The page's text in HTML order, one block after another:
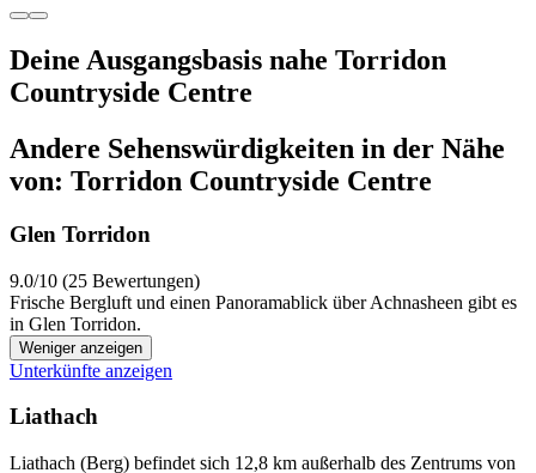
Deine Ausgangsbasis nahe Torridon
Countryside Centre
Andere Sehenswürdigkeiten in der Nähe
von: Torridon Countryside Centre
Glen Torridon
9.0/10 (25 Bewertungen)
Frische Bergluft und einen Panoramablick über Achnasheen gibt es
in Glen Torridon.
Weniger anzeigen
Unterkünfte anzeigen
Liathach
Liathach (Berg) befindet sich 12,8 km außerhalb des Zentrums von